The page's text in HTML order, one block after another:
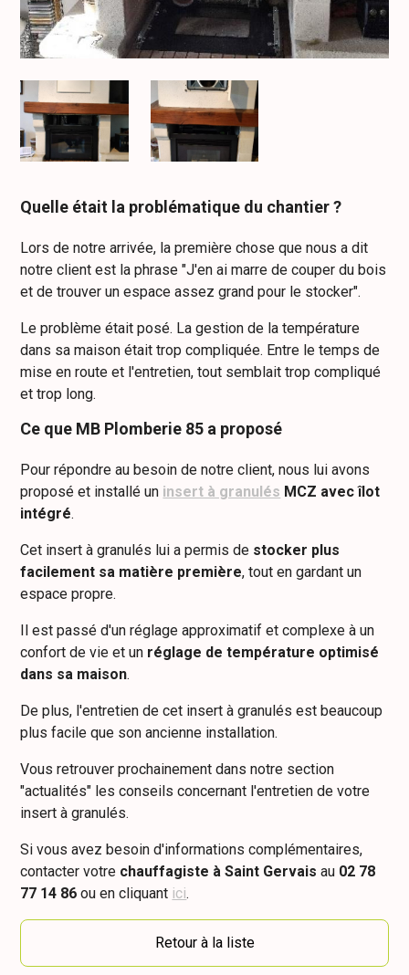
Quelle était la problématique du chantier ?
Lors de notre arrivée, la première chose que nous a dit
notre client est la phrase "J'en ai marre de couper du bois
et de trouver un espace assez grand pour le stocker".
Le problème était posé. La gestion de la température
dans sa maison était trop compliquée. Entre le temps de
mise en route et l'entretien, tout semblait trop compliqué
et trop long.
Ce que MB Plomberie 85 a proposé
Pour répondre au besoin de notre client, nous lui avons
proposé et installé un insert à granulés MCZ avec îlot
intégré.
Cet insert à granulés lui a permis de stocker plus
facilement sa matière première, tout en gardant un
espace propre.
Il est passé d'un réglage approximatif et complexe à un
confort de vie et un réglage de température optimisé
dans sa maison.
De plus, l'entretien de cet insert à granulés est beaucoup
plus facile que son ancienne installation.
Vous retrouver prochainement dans notre section
"actualités" les conseils concernant l'entretien de votre
insert à granulés.
Si vous avez besoin d'informations complémentaires,
contacter votre chauffagiste à Saint Gervais au 02 78
77 14 86 ou en cliquant ici.
Retour à la liste